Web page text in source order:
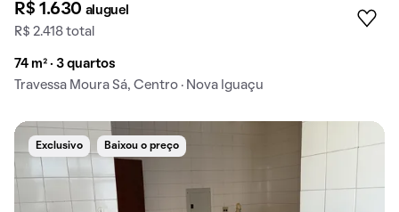
R$ 1.630 aluguel
R$ 2.418 total
74 m² · 3 quartos
Travessa Moura Sá, Centro · Nova Iguaçu
Exclusivo Baixou o preço